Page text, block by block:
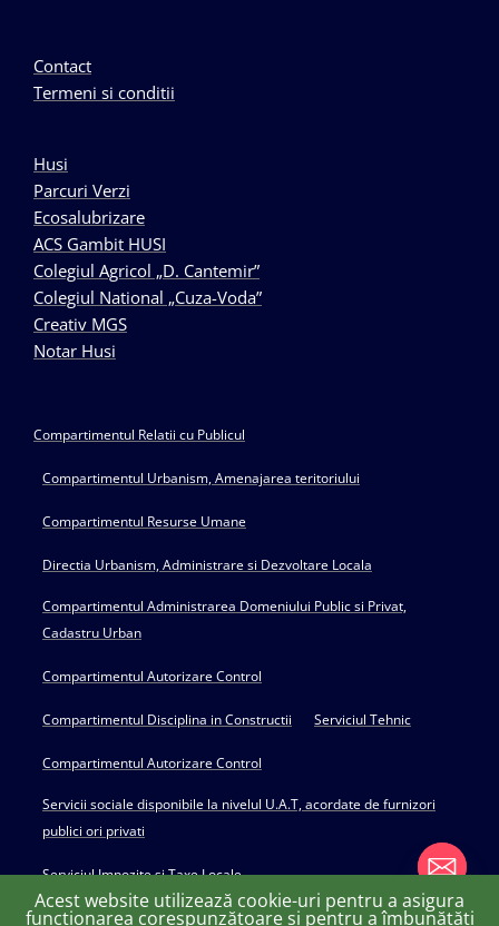
Contact
Termeni si conditii
Husi
Parcuri Verzi
Ecosalubrizare
ACS Gambit HUSI
Colegiul Agricol „D. Cantemir”
Colegiul National „Cuza-Voda”
Creativ MGS
Notar Husi
Compartimentul Relatii cu Publicul
Compartimentul Urbanism, Amenajarea teritoriului
Compartimentul Resurse Umane
Directia Urbanism, Administrare si Dezvoltare Locala
Compartimentul Administrarea Domeniului Public si Privat,
Cadastru Urban
Compartimentul Autorizare Control
Compartimentul Disciplina in Constructii Serviciul Tehnic
Compartimentul Autorizare Control
Servicii sociale disponibile la nivelul U.A.T, acordate de furnizori
publici ori privati
Serviciul Impozite si Taxe Locale
Acest website utilizează cookie-uri pentru a asigura
funcționarea corespunzătoare și pentru a îmbunătăți